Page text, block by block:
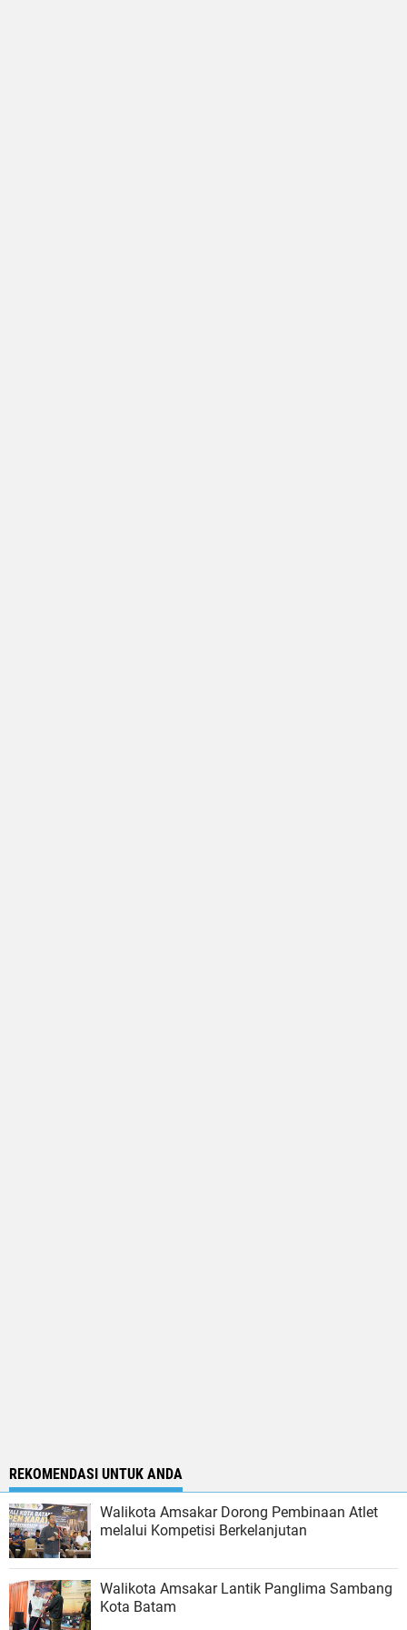
REKOMENDASI UNTUK ANDA
Walikota Amsakar Dorong Pembinaan Atlet
melalui Kompetisi Berkelanjutan
Walikota Amsakar Lantik Panglima Sambang
Kota Batam